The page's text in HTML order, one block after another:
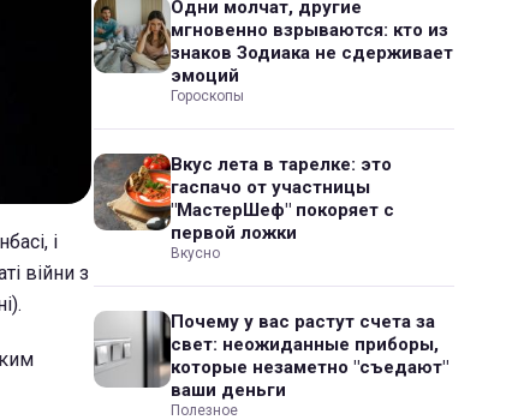
і
війни з
Одни молчат, другие
мгновенно взрываются: кто из
знаков Зодиака не сдерживает
эмоций
Гороскопы
Вкус лета в тарелке: это
гаспачо от участницы
"МастерШеф" покоряет с
первой ложки
Вкусно
Почему у вас растут счета за
свет: неожиданные приборы,
которые незаметно "съедают"
ваши деньги
Полезное